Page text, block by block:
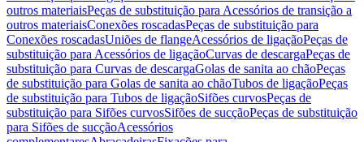
outros materiaisPeças de substituição para Acessórios de transição a
outros materiaisConexões roscadasPeças de substituição para
Conexões roscadasUniões de flangeAcessórios de ligaçãoPeças de
substituição para Acessórios de ligaçãoCurvas de descargaPeças de
substituição para Curvas de descargaGolas de sanita ao chãoPeças
de substituição para Golas de sanita ao chãoTubos de ligaçãoPeças
de substituição para Tubos de ligaçãoSifões curvosPeças de
substituição para Sifões curvosSifões de sucçãoPeças de substituição
para Sifões de sucçãoAcessórios